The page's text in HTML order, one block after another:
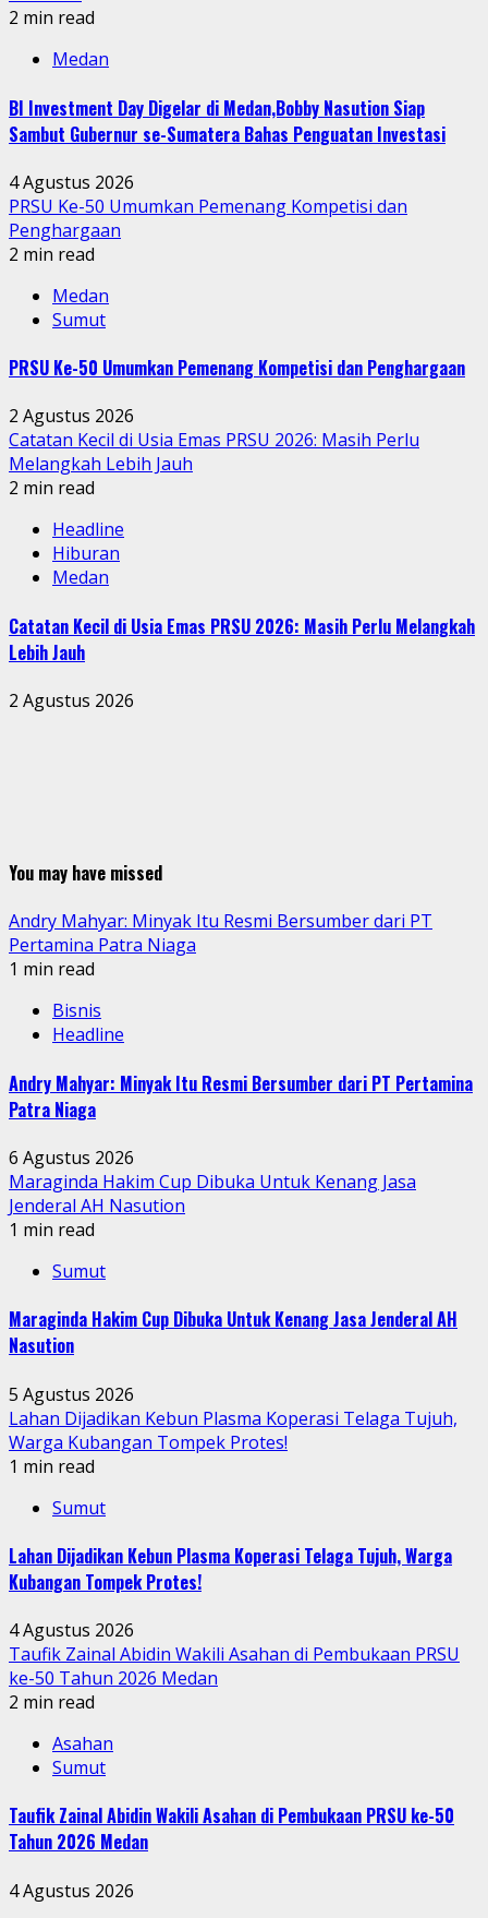
2 min read
Medan
BI Investment Day Digelar di Medan,Bobby Nasution Siap
Sambut Gubernur se-Sumatera Bahas Penguatan Investasi
4 Agustus 2026
PRSU Ke-50 Umumkan Pemenang Kompetisi dan
Penghargaan
2 min read
Medan
Sumut
PRSU Ke-50 Umumkan Pemenang Kompetisi dan Penghargaan
2 Agustus 2026
Catatan Kecil di Usia Emas PRSU 2026: Masih Perlu
Melangkah Lebih Jauh
2 min read
Headline
Hiburan
Medan
Catatan Kecil di Usia Emas PRSU 2026: Masih Perlu Melangkah
Lebih Jauh
2 Agustus 2026
You may have missed
Andry Mahyar: Minyak Itu Resmi Bersumber dari PT
Pertamina Patra Niaga
1 min read
Bisnis
Headline
Andry Mahyar: Minyak Itu Resmi Bersumber dari PT Pertamina
Patra Niaga
6 Agustus 2026
Maraginda Hakim Cup Dibuka Untuk Kenang Jasa
Jenderal AH Nasution
1 min read
Sumut
Maraginda Hakim Cup Dibuka Untuk Kenang Jasa Jenderal AH
Nasution
5 Agustus 2026
Lahan Dijadikan Kebun Plasma Koperasi Telaga Tujuh,
Warga Kubangan Tompek Protes!
1 min read
Sumut
Lahan Dijadikan Kebun Plasma Koperasi Telaga Tujuh, Warga
Kubangan Tompek Protes!
4 Agustus 2026
Taufik Zainal Abidin Wakili Asahan di Pembukaan PRSU
ke-50 Tahun 2026 Medan
2 min read
Asahan
Sumut
Taufik Zainal Abidin Wakili Asahan di Pembukaan PRSU ke-50
Tahun 2026 Medan
4 Agustus 2026